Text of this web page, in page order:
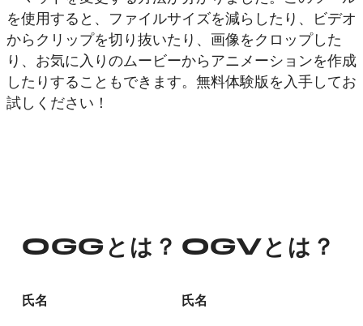
を使用すると、ファイルサイズを減らしたり、ビデオ
からクリップを切り抜いたり、画像をクロップした
り、お気に入りのムービーからアニメーションを作成
したりすることもできます。無料体験版を入手してお
試しください！
OGGとは？
氏名
OGVとは？
氏名